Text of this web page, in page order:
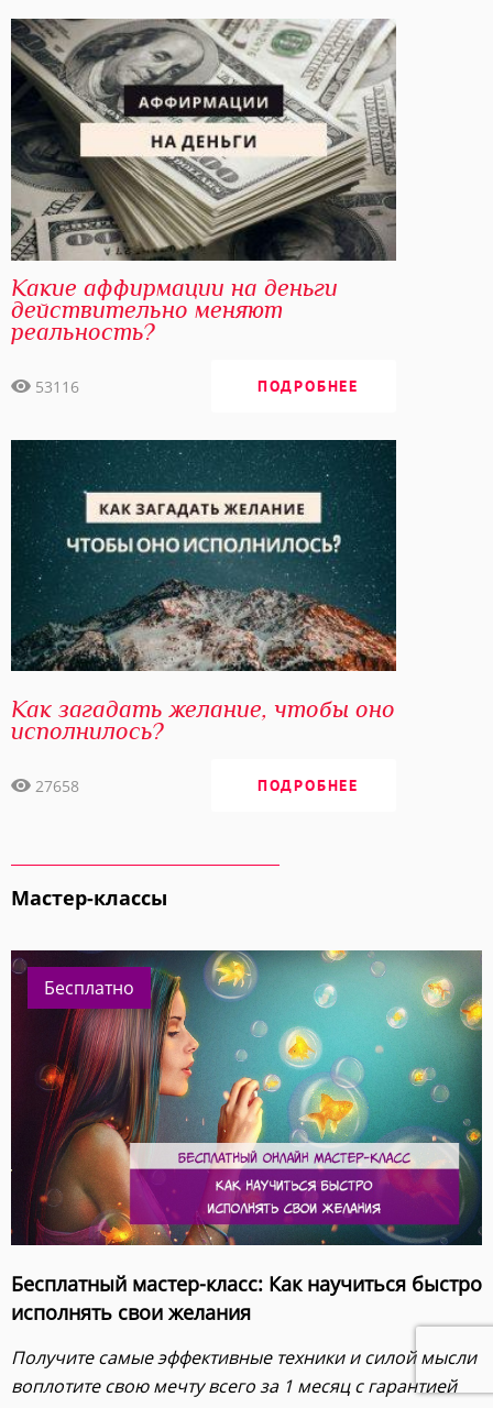
Какие аффирмации на деньги
действительно меняют
реальность?
53116 ПОДРОБНЕЕ
Как загадать желание, чтобы оно
исполнилось?
27658 ПОДРОБНЕЕ
Мастер-классы
Бесплатно
Бесплатный мастер-класс: Как научиться быстро
исполнять свои желания
Получите самые эффективные техники и силой мысли
воплотите свою мечту всего за 1 месяц с гарантией